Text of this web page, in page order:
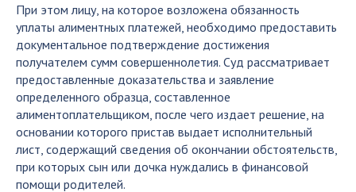
При этом лицу, на которое возложена обязанность
уплаты алиментных платежей, необходимо предоставить
документальное подтверждение достижения
получателем сумм совершеннолетия. Суд рассматривает
предоставленные доказательства и заявление
определенного образца, составленное
алиментоплательщиком, после чего издает решение, на
основании которого пристав выдает исполнительный
лист, содержащий сведения об окончании обстоятельств,
при которых сын или дочка нуждались в финансовой
помощи родителей.